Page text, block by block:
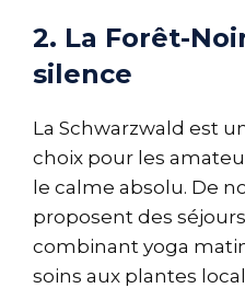
2. La Forêt-
silence
La Schwarzwald est
choix pour les
le calme absolu. De
proposent des
combinant yoga
soins aux plantes